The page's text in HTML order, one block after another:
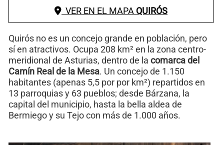
VER EN EL MAPA QUIRÓS
Quirós no es un concejo grande en población, pero
sí en atractivos. Ocupa 208 km² en la zona centro-
meridional de Asturias, dentro de la comarca del
Camín Real de la Mesa. Un concejo de 1.150
habitantes (apenas 5,5 por por km²) repartidos en
13 parroquias y 63 pueblos; desde Bárzana, la
capital del municipio, hasta la bella aldea de
Bermiego y su Tejo con más de 1.000 años.